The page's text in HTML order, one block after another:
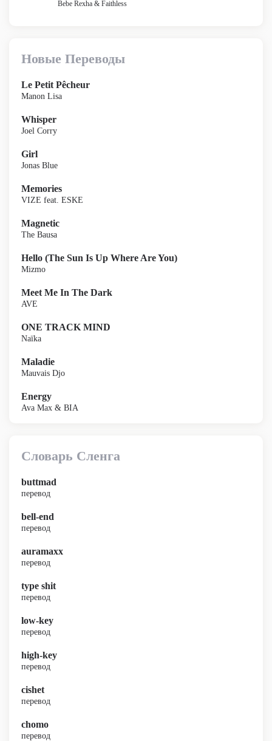
Bebe Rexha & Faithless
Новые Переводы
Le Petit Pêcheur
Manon Lisa
Whisper
Joel Corry
Girl
Jonas Blue
Memories
VIZE feat. ESKE
Magnetic
The Bausa
Hello (The Sun Is Up Where Are You)
Mizmo
Meet Me In The Dark
AVE
ONE TRACK MIND
Naïka
Maladie
Mauvais Djo
Energy
Ava Max & BIA
Словарь Сленга
buttmad
перевод
bell-end
перевод
auramaxx
перевод
type shit
перевод
low-key
перевод
high-key
перевод
cishet
перевод
chomo
перевод